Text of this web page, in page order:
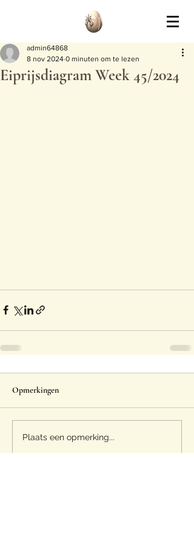
Eiprijsdiagram Week 45/2024
admin64868
8 nov 2024 0 minuten om te lezen
Opmerkingen
Plaats een opmerking...